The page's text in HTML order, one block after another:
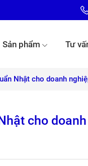
Sản phẩm Tư
Nhật cho doanh
cho